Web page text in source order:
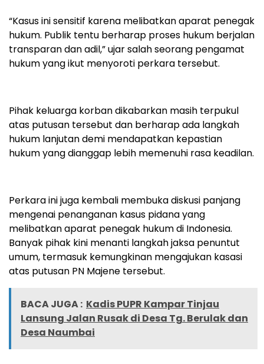
“Kasus ini sensitif karena melibatkan aparat penegak
hukum. Publik tentu berharap proses hukum berjalan
transparan dan adil,” ujar salah seorang pengamat
hukum yang ikut menyoroti perkara tersebut.
Pihak keluarga korban dikabarkan masih terpukul
atas putusan tersebut dan berharap ada langkah
hukum lanjutan demi mendapatkan kepastian
hukum yang dianggap lebih memenuhi rasa keadilan.
Perkara ini juga kembali membuka diskusi panjang
mengenai penanganan kasus pidana yang
melibatkan aparat penegak hukum di Indonesia.
Banyak pihak kini menanti langkah jaksa penuntut
umum, termasuk kemungkinan mengajukan kasasi
atas putusan PN Majene tersebut.
BACA JUGA : Kadis PUPR Kampar Tinjau
Lansung Jalan Rusak di Desa Tg. Berulak dan
Desa Naumbai